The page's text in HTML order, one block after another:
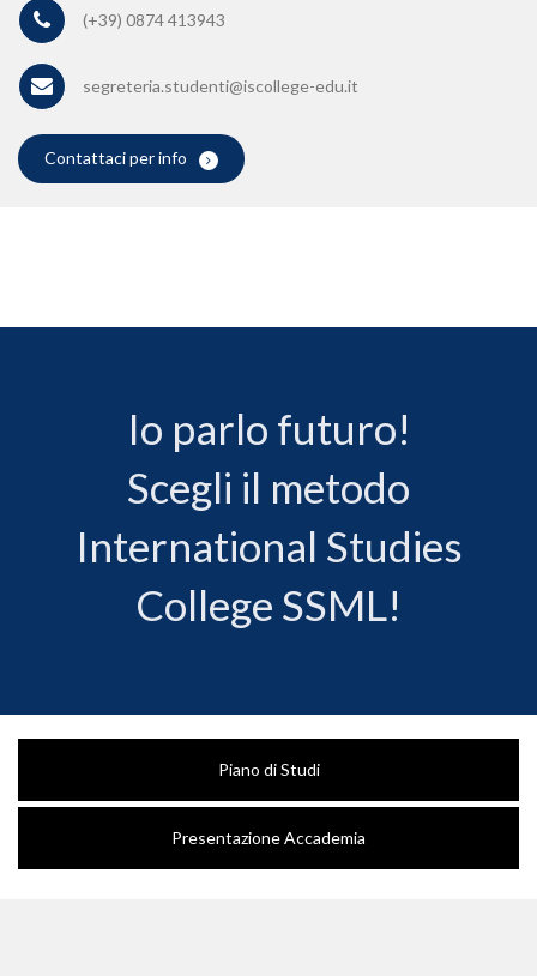
(+39) 0874 413943
segreteria.studenti@iscollege-edu.it
Contattaci per info
Io parlo futuro!
Scegli il metodo
International Studies
College SSML!
Piano di Studi
Presentazione Accademia